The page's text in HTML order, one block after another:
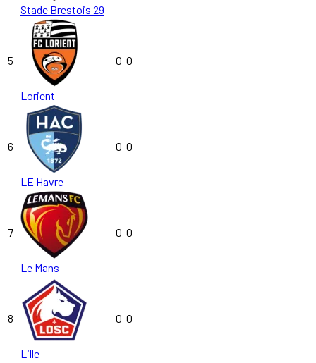
Stade Brestois 29
5
Lorient
0 0
6
LE Havre
0 0
7
Le Mans
0 0
8
Lille
0 0